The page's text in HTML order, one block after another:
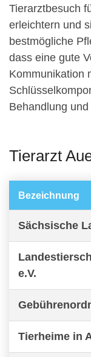
Tierarztbesuch
erleichtern und
bestmögliche
dass eine gute
Kommunikation
Behandlung
Tierarzt
Bezeichnung
Sächsische
e.V.
Tierheime in